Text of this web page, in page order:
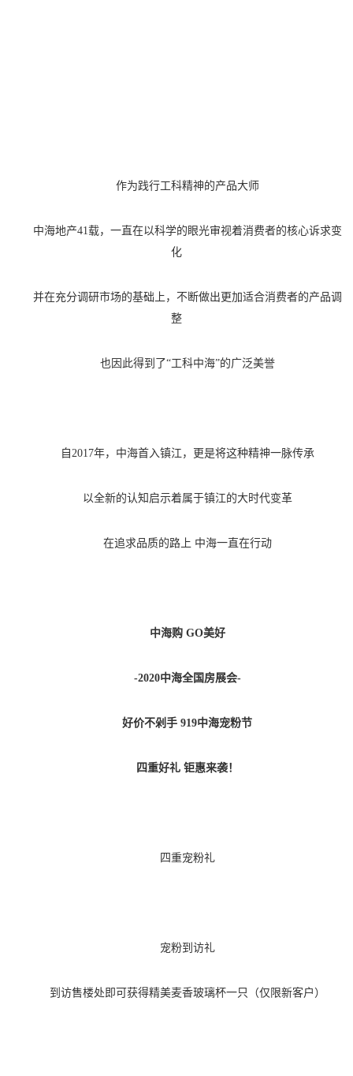
作为践行工科精神的产品大师
中海地产41载，一直在以科学的眼光审视着消费者的核心诉求变
化
并在充分调研市场的基础上，不断做出更加适合消费者的产品调
整
也因此得到了“工科中海”的广泛美誉
自 2017年，中海首入镇江，更是将这种精神一脉传承
以全新的认知启示着属于镇江的大时代变革
在追求品质的路上 中海一直在行动
中海购GO美好
-2020中海全国房展会-
好价不剁手 919中海宠粉节
四重好礼 钜惠来袭！
四重宠粉礼
宠粉到访礼
到访售楼处即可获得精美麦香玻璃杯一只（仅限新客户）